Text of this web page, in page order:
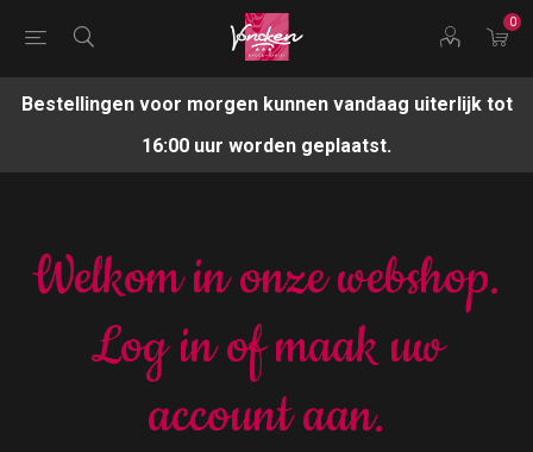
0
Bestellingen voor morgen kunnen vandaag uiterlijk tot
16:00 uur worden geplaatst.
Welkom in onze webshop.
Log in of maak uw
account aan.